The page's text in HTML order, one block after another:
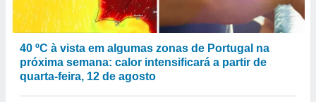
40 ºC à vista em algumas zonas de Portugal na
próxima semana: calor intensificará a partir de
quarta-feira, 12 de agosto